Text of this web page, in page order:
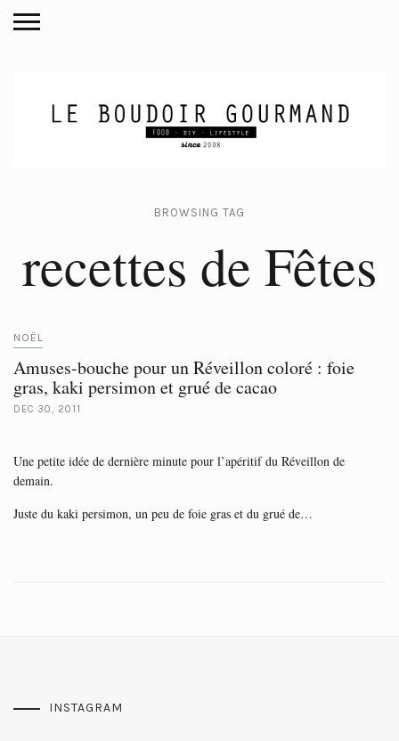
BROWSING TAG
recettes de Fêtes
NOËL
Amuses-bouche pour un Réveillon coloré : foie
gras, kaki persimon et grué de cacao
DEC 30, 2011
Une petite idée de dernière minute pour l’apéritif du Réveillon de
demain.
Juste du kaki persimon, un peu de foie gras et du grué de…
INSTAGRAM